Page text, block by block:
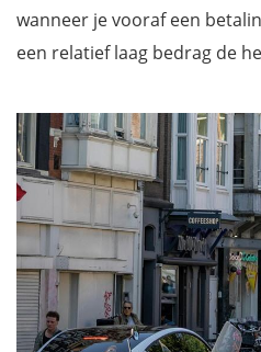
wanneer je vooraf een
een relatief laag bedrag de